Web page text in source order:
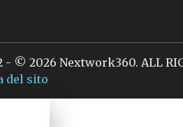
2026 Nextwork360. ALL
del sito